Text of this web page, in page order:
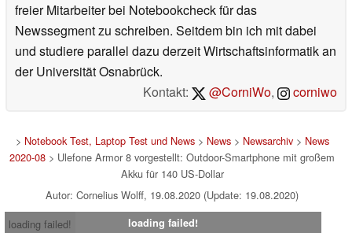
freier Mitarbeiter bei Notebookcheck für das
Newssegment zu schreiben. Seitdem bin ich mit dabei
und studiere parallel dazu derzeit Wirtschaftsinformatik an
der Universität Osnabrück.
Kontakt:
@CorniWo, corniwo
> Notebook Test, Laptop Test und News> News> Newsarchiv> News
2020-08 > Ulefone Armor 8 vorgestellt: Outdoor-Smartphone mit großem
Akku für 140 US-Dollar
Autor: Cornelius Wolff, 19.08.2020 (Update: 19.08.2020)
loading failed!
loading failed!